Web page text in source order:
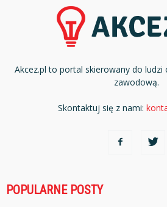
Akcez.pl to portal skierowany do ludzi
zawodową.
Skontaktuj się z nami:
POPULARNE POSTY